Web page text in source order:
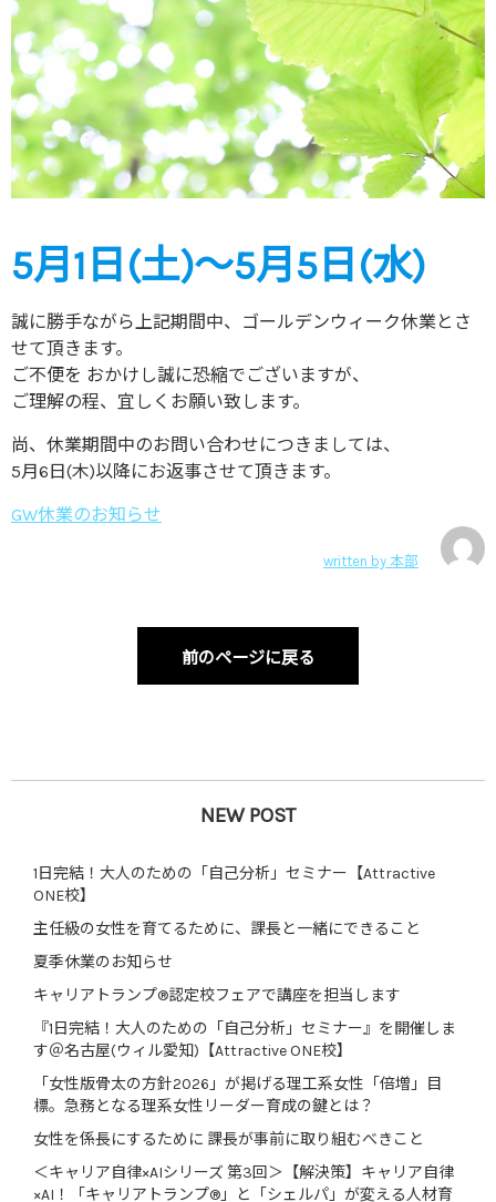
5月1日(土)～5月5日(水)
誠に勝手ながら上記期間中、ゴールデンウィーク休業とさ
せて頂きます。
ご不便を おかけし誠に恐縮でございますが、
ご理解の程、宜しくお願い致します。
尚、休業期間中のお問い合わせにつきましては、
5月6日(木)以降にお返事させて頂きます。
GW休業のお知らせ
written by 本部
前のページに戻る
NEW POST
1日完結！大人のための「自己分析」セミナー【Attractive
ONE校】
主任級の女性を育てるために、課長と一緒にできること
夏季休業のお知らせ
キャリアトランプ®認定校フェアで講座を担当します
『1日完結！大人のための「自己分析」セミナー』を開催しま
す＠名古屋(ウィル愛知)【Attractive ONE校】
「女性版骨太の方針2026」が掲げる理工系女性「倍増」目
標。急務となる理系女性リーダー育成の鍵とは？
女性を係長にするために 課長が事前に取り組むべきこと
＜キャリア自律×AIシリーズ 第3回＞【解決策】キャリア自律
×AI！「キャリアトランプ®」と「シェルパ」が変える人材育